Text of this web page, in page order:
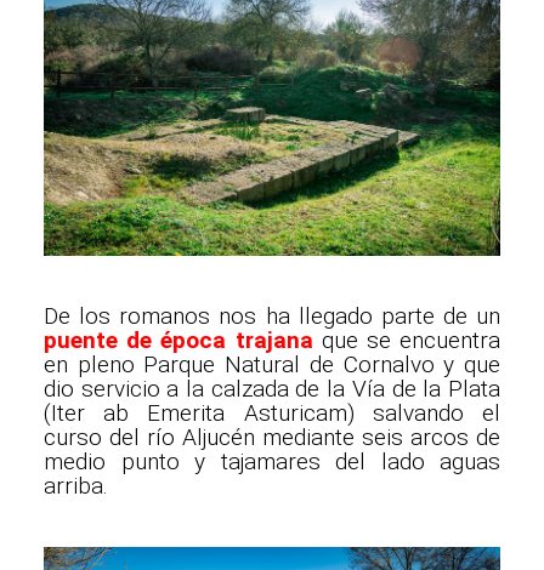
De los romanos nos ha llegado parte de un
puente de época trajana que se encuentra
en pleno Parque Natural de Cornalvo y que
dio servicio a la calzada de la Vía de la Plata
(Iter ab Emerita Asturicam) salvando el
curso del río Aljucén mediante seis arcos de
medio punto y tajamares del lado aguas
arriba.